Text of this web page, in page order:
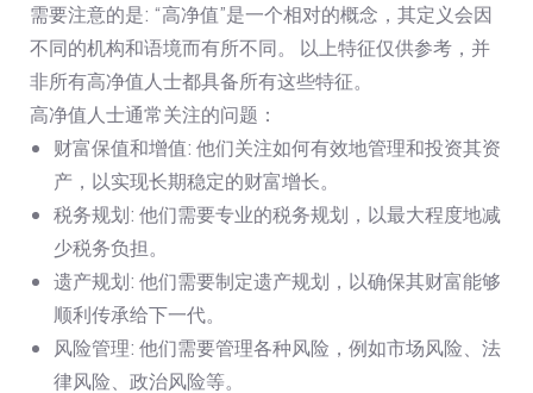
需要注意的是: “高净值”是一个相对的概念，其定义会因
不同的机构和语境而有所不同。 以上特征仅供参考，并
非所有高净值人士都具备所有这些特征。
高净值人士通常关注的问题：
财富保值和增值: 他们关注如何有效地管理和投资其资
产，以实现长期稳定的财富增长。
税务规划: 他们需要专业的税务规划，以最大程度地减
少税务负担。
遗产规划: 他们需要制定遗产规划，以确保其财富能够
顺利传承给下一代。
风险管理: 他们需要管理各种风险，例如市场风险、法
律风险、政治风险等。